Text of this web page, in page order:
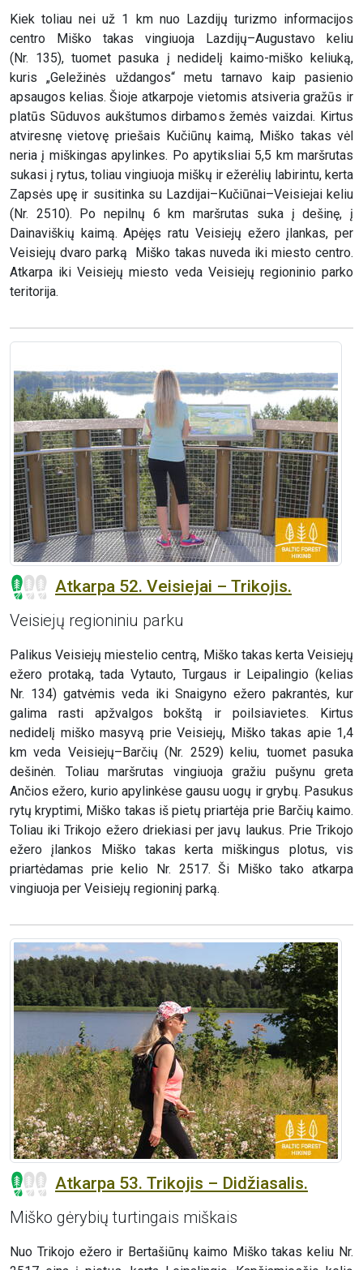
Kiek toliau nei už 1 km nuo Lazdijų turizmo informacijos
centro Miško takas vingiuoja Lazdijų–Augustavo keliu
(Nr. 135), tuomet pasuka į nedidelį kaimo-miško keliuką,
kuris „Geležinės uždangos“ metu tarnavo kaip pasienio
apsaugos kelias. Šioje atkarpoje vietomis atsiveria gražūs ir
platūs Sūduvos aukštumos dirbamos žemės vaizdai. Kirtus
atviresnę vietovę priešais Kučiūnų kaimą, Miško takas vėl
neria į miškingas apylinkes. Po apytiksliai 5,5 km maršrutas
sukasi į rytus, toliau vingiuoja miškų ir ežerėlių labirintu, kerta
Zapsės upę ir susitinka su Lazdijai–Kučiūnai–Veisiejai keliu
(Nr. 2510). Po nepilnų 6 km maršrutas suka į dešinę, į
Dainaviškių kaimą. Apėjęs ratu Veisiejų ežero įlankas, per
Veisiejų dvaro parką Miško takas nuveda iki miesto centro.
Atkarpa iki Veisiejų miesto veda Veisiejų regioninio parko
teritorija.
Atkarpa 52. Veisiejai – Trikojis.
Veisiejų regioniniu parku
Palikus Veisiejų miestelio centrą, Miško takas kerta Veisiejų
ežero protaką, tada Vytauto, Turgaus ir Leipalingio (kelias
Nr. 134) gatvėmis veda iki Snaigyno ežero pakrantės, kur
galima rasti apžvalgos bokštą ir poilsiavietes. Kirtus
nedidelį miško masyvą prie Veisiejų, Miško takas apie 1,4
km veda Veisiejų–Barčių (Nr. 2529) keliu, tuomet pasuka
dešinėn. Toliau maršrutas vingiuoja gražiu pušynu greta
Ančios ežero, kurio apylinkėse gausu uogų ir grybų. Pasukus
rytų kryptimi, Miško takas iš pietų priartėja prie Barčių kaimo.
Toliau iki Trikojo ežero driekiasi per javų laukus. Prie Trikojo
ežero įlankos Miško takas kerta miškingus plotus, vis
priartėdamas prie kelio Nr. 2517. Ši Miško tako atkarpa
vingiuoja per Veisiejų regioninį parką.
Atkarpa 53. Trikojis – Didžiasalis.
Miško gėrybių turtingais miškais
Nuo Trikojo ežero ir Bertašiūnų kaimo Miško takas keliu Nr.